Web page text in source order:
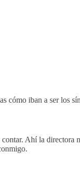
cómo iban a ser los
Ahí la directora